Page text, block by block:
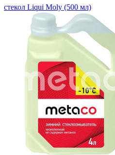
стекол Liqui Moly (500 мл)